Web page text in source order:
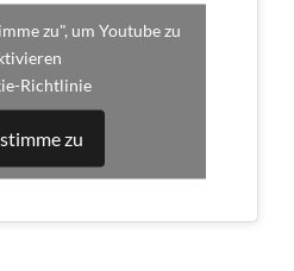
zu", um Youtube zu
Richtlinie
zu